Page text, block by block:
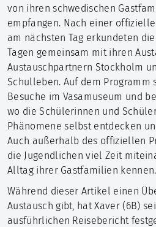
von ihren schwedischen
empfangen. Nach einer
am nächsten Tag erkundeten
Tagen gemeinsam mit ihren
Austauschpartnern Stockholm
Schulleben. Auf dem Programm
Besuche im Vasamuseum und
wo die Schülerinnen und
Phänomene selbst entdecken
Auch außerhalb des offiziellen
die Jugendlichen viel Zeit
Alltag ihrer Gastfamilien kennen.
Während dieser Artikel einen
Austausch gibt, hat Xaver (6B)
ausführlichen Reisebericht